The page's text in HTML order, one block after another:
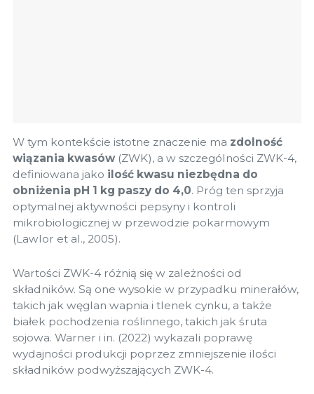
W tym kontekście istotne znaczenie ma zdolność
wiązania kwasów(ZWK), a w szczególności ZWK-4,
definiowana jako ilość kwasu niezbędna do
obniżenia pH 1 kg paszy do 4,0. Próg ten sprzyja
optymalnej aktywności pepsyny i kontroli
mikrobiologicznej w przewodzie pokarmowym
(Lawlor et al., 2005).
Wartości ZWK-4 różnią się w zależności od
składników. Są one wysokie w przypadku minerałów,
takich jak węglan wapnia i tlenek cynku, a także
białek pochodzenia roślinnego, takich jak śruta
sojowa. Warner i in. (2022) wykazali poprawę
wydajności produkcji poprzez zmniejszenie ilości
składników podwyższających ZWK-4.